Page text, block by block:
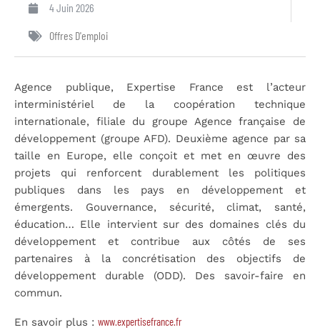
4 Juin 2026
Offres D'emploi
Agence publique, Expertise France est l’acteur
interministériel de la coopération technique
internationale, filiale du groupe Agence française de
développement (groupe AFD). Deuxième agence par sa
taille en Europe, elle conçoit et met en œuvre des
projets qui renforcent durablement les politiques
publiques dans les pays en développement et
émergents. Gouvernance, sécurité, climat, santé,
éducation… Elle intervient sur des domaines clés du
développement et contribue aux côtés de ses
partenaires à la concrétisation des objectifs de
développement durable (ODD). Des savoir-faire en
commun.
En savoir plus : www.expertisefrance.fr